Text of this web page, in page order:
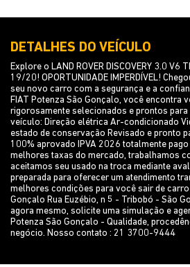
DETALHES DO VEÍCULO
Explore o LAND ROVER DISCOVERY 3.0 V6
19/20! OPORTUNIDADE IMPERDÍVEL!
seu novo carro com a segurança e a
FIAT Potenza São Gonçalo, você encontra
rigorosamente selecionados e prontos para
veículo: Direção elétrica Ar-condicionado
estado de conservação Revisado e pronto
100% aprovado IPVA 2026 totalmente
melhores taxas do mercado, trabalhamos
aceitamos seu usado na troca mediante
preparada para oferecer um atendimento
melhores condições para você sair de
Gonçalo Rua Euzébio, n 5 - Tribobó - São
agora mesmo, solicite uma simulação e
Potenza São Gonçalo - Qualidade,
negócio. Nosso contato : 21 3700-9444